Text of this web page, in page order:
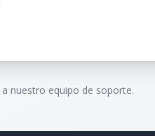
nuestro equipo de soporte.